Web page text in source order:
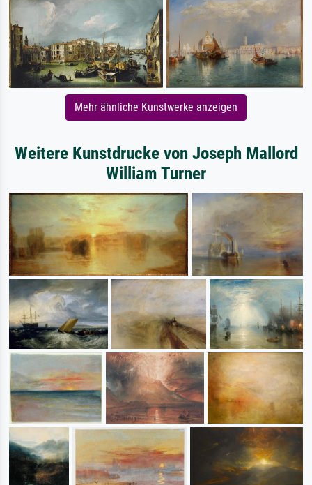
Mehr ähnliche Kunstwerke anzeigen
Weitere Kunstdrucke von Joseph Mallord
William Turner